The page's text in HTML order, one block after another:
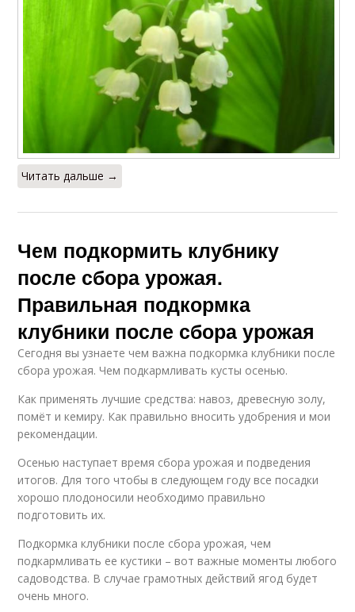
Читать дальше →
Чем подкормить клубнику
после сбора урожая.
Правильная подкормка
клубники после сбора урожая
Сегодня вы узнаете чем важна подкормка клубники после
сбора урожая. Чем подкармливать кусты осенью.
Как применять лучшие средства: навоз, древесную золу,
помёт и кемиру. Как правильно вносить удобрения и мои
рекомендации.
Осенью наступает время сбора урожая и подведения
итогов. Для того чтобы в следующем году все посадки
хорошо плодоносили необходимо правильно
подготовить их.
Подкормка клубники после сбора урожая, чем
подкармливать ее кустики – вот важные моменты любого
садоводства. В случае грамотных действий ягод будет
очень много.